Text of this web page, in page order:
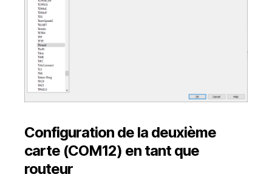
Configuration de la deuxième
carte (COM12) en tant que
routeur